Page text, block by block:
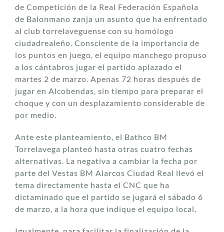
de Competición de la Real Federación Española
de Balonmano zanja un asunto que ha enfrentado
al club torrelaveguense con su homólogo
ciudadrealeño. Consciente de la importancia de
los puntos en juego, el equipo manchego propuso
a los cántabros jugar el partido aplazado el
martes 2 de marzo. Apenas 72 horas después de
jugar en Alcobendas, sin tiempo para preparar el
choque y con un desplazamiento considerable de
por medio.
Ante este planteamiento, el Bathco BM
Torrelavega planteó hasta otras cuatro fechas
alternativas. La negativa a cambiar la fecha por
parte del Vestas BM Alarcos Ciudad Real llevó el
tema directamente hasta el CNC que ha
dictaminado que el partido se jugará el sábado 6
de marzo, a la hora que indique el equipo local.